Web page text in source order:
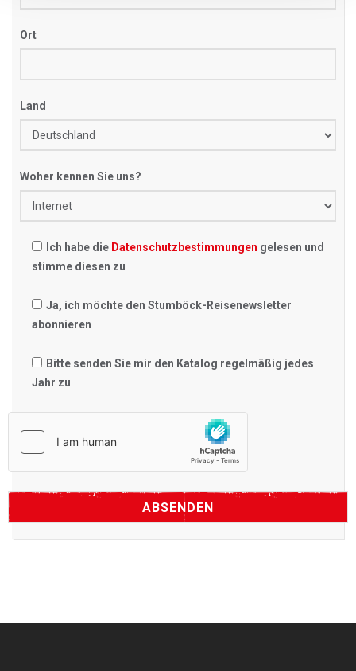
Ort
Land
Woher kennen Sie uns?
Ich habe die Datenschutzbestimmungen gelesen und
stimme diesen zu
Ja, ich möchte den Stumböck-Reisenewsletter
abonnieren
Bitte senden Sie mir den Katalog regelmäßig jedes
Jahr zu